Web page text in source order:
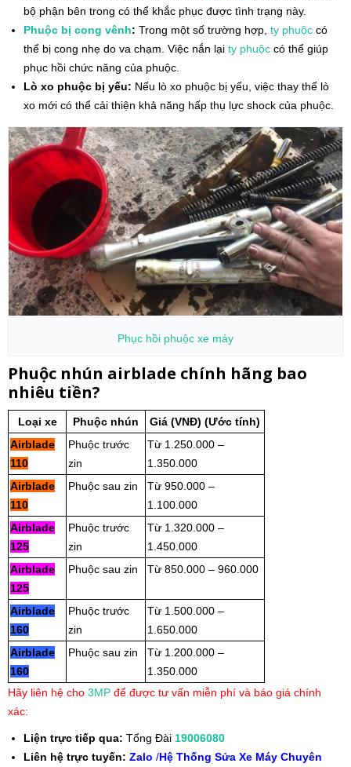
bộ phận bên trong có thể khắc phục được tình trạng này.
Phuộc bị cong vênh: Trong một số trường hợp, ty phuộc có
thể bị cong nhẹ do va chạm. Việc nắn lại ty phuộc có thể giúp
phục hồi chức năng của phuộc.
Lò xo phuộc bị yếu: Nếu lò xo phuộc bị yếu, việc thay thế lò
xo mới có thể cải thiện khả năng hấp thụ lực shock của phuộc.
Phục hồi phuộc xe máy
Phuộc nhún airblade chính hãng bao
nhiêu tiền?
Loại xe Phuộc nhún
Giá (VNĐ) (Ước tính)
Airblade
110
Phuộc trước
zin
Từ 1.250.000 –
1.350.000
Airblade
110
Phuộc sau zin
Từ 950.000 –
1.100.000
Airblade
125
Phuộc trước
zin
Từ 1.320.000 –
1.450.000
Airblade
125
Phuộc sau zin Từ 850.000 – 960.000
Airblade
160
Phuộc trước
zin
Từ 1.500.000 –
1.650.000
Airblade
160
Phuộc sau zin
Từ 1.200.000 –
1.350.000
Hãy liên hệ cho 3MP để được tư vấn miễn phí và báo giá chính
xác:
Liện trực tiếp qua: Tổng Đài 19006080
Liên hệ trực tuyến: Zalo /Hệ Thống Sửa Xe Máy Chuyên